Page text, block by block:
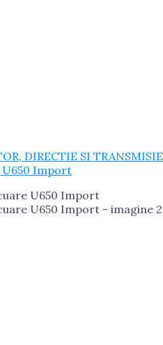
DIRECTIE SI TRANSMISIE